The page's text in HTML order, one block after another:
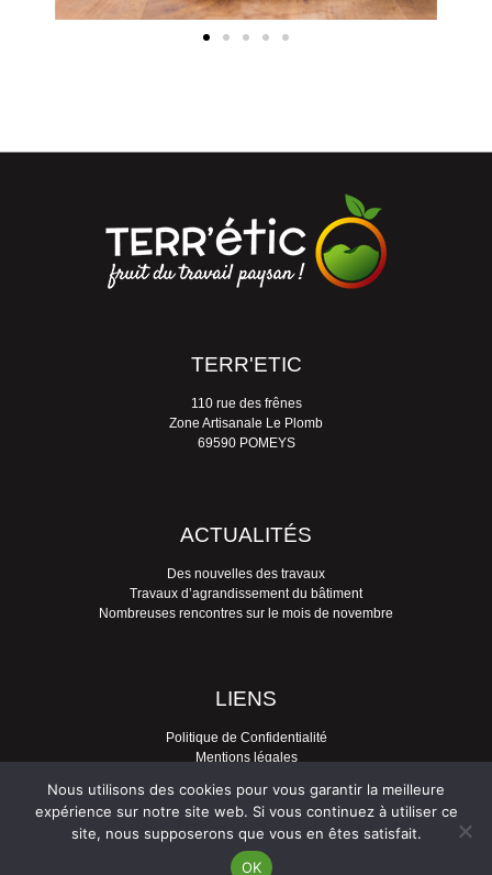
TERR'ETIC
110 rue des frênes
Zone Artisanale Le Plomb
69590 POMEYS
ACTUALITÉS
Des nouvelles des travaux
Travaux d’agrandissement du bâtiment
Nombreuses rencontres sur le mois de novembre
LIENS
Politique de Confidentialité
Mentions légales
Copyright © 2026 TERR'ÉTIC | Création graphique : François ROUSSET &
Nous utilisons des cookies pour vous garantir la meilleure
expérience sur notre site web. Si vous continuez à utiliser ce
site, nous supposerons que vous en êtes satisfait.
OK